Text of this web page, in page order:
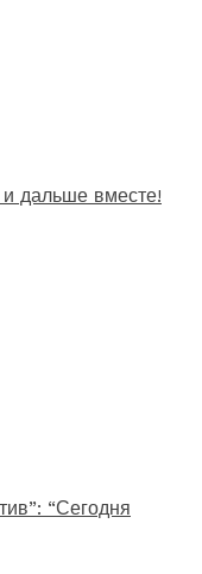
дальше вместе!
“Сегодня